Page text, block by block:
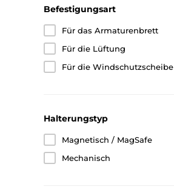
Befestigungsart
Für das Armaturenbrett
Für die Lüftung
Für die Windschutzscheibe
Halterungstyp
Magnetisch / MagSafe
Mechanisch